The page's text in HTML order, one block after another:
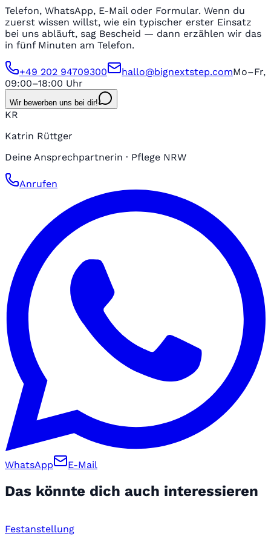
Telefon, WhatsApp, E-Mail oder Formular. Wenn du
zuerst wissen willst, wie ein typischer erster Einsatz
bei uns abläuft, sag Bescheid — dann erzählen wir das
in fünf Minuten am Telefon.
+49 202 94709300 hallo@bignextstep.comMo–Fr,
09:00–18:00 Uhr
Wir bewerben uns bei dir!
KR
Katrin Rüttger
Deine Ansprechpartnerin · Pflege NRW
Anrufen
WhatsApp E-Mail
Das könnte dich auch interessieren
Festanstellung